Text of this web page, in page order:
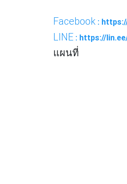
Facebook :
LINE : https://
แผนที่